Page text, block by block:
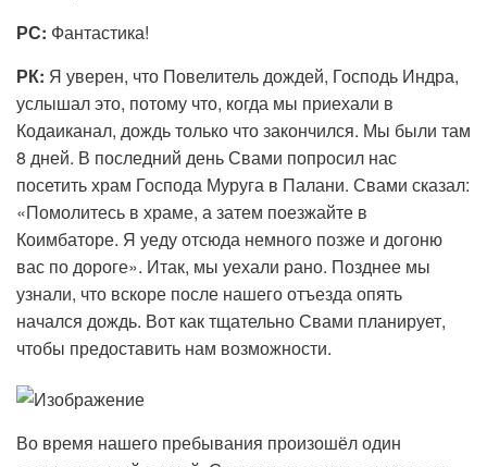
РС: Фантастика!
РК: Я уверен, что Повелитель дождей, Господь Индра,
услышал это, потому что, когда мы приехали в
Кодаиканал, дождь только что закончился. Мы были там
8 дней. В последний день Свами попросил нас
посетить храм Господа Муруга в Палани. Свами сказал:
«Помолитесь в храме, а затем поезжайте в
Коимбаторе. Я уеду отсюда немного позже и догоню
вас по дороге». Итак, мы уехали рано. Позднее мы
узнали, что вскоре после нашего отъезда опять
начался дождь. Вот как тщательно Свами планирует,
чтобы предоставить нам возможности.
Во время нашего пребывания произошёл один